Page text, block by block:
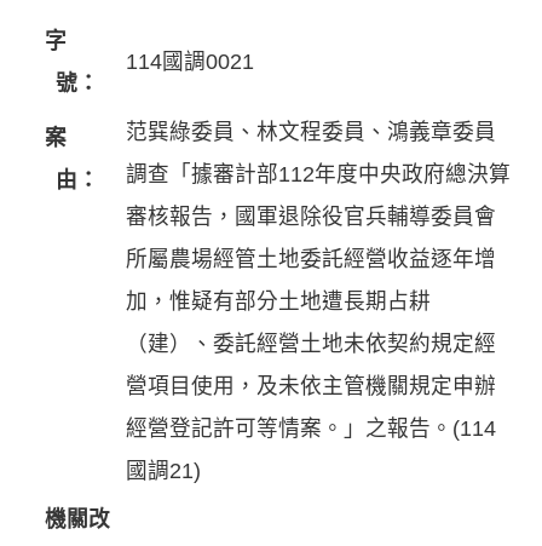
字
號：
114國調0021
案
由：
范巽綠委員、林文程委員、鴻義章委員
調查「據審計部112年度中央政府總決算
審核報告，國軍退除役官兵輔導委員會
所屬農場經管土地委託經營收益逐年增
加，惟疑有部分土地遭長期占耕
（建）、委託經營土地未依契約規定經
營項目使用，及未依主管機關規定申辦
經營登記許可等情案。」之報告。(114
國調21)
機關改